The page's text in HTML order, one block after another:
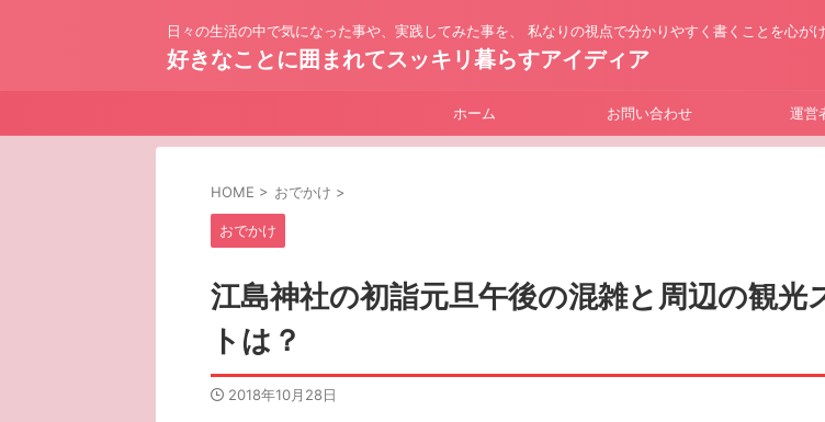
日々の生活の中で気になった事や、実践してみた事を、 私なりの視点で分かりやすく書くことを心が
好きなことに囲まれてスッキリ暮らすアイディア
ホーム お問い合わせ 運営
HOME > おでかけ >
おでかけ
江島神社の初詣元旦午後の混雑と周辺の観光
トは？
2018年10月28日